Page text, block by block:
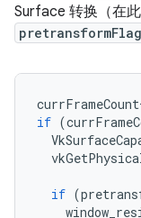
Surface 转换（在
pretransformFlag
currFrameCount
if (
if (